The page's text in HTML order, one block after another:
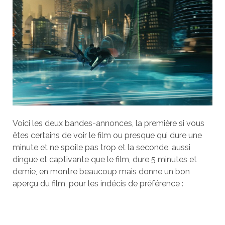
Voici les deux bandes-annonces, la première si vous
êtes certains de voir le film ou presque qui dure une
minute et ne spoile pas trop et la seconde, aussi
dingue et captivante que le film, dure 5 minutes et
demie, en montre beaucoup mais donne un bon
aperçu du film, pour les indécis de préférence :